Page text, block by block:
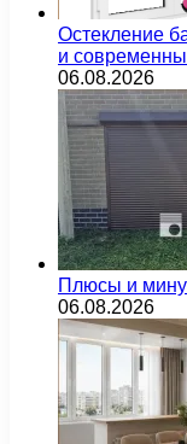
Остекление
и
06.08.2026
Плюсы и
06.08.2026